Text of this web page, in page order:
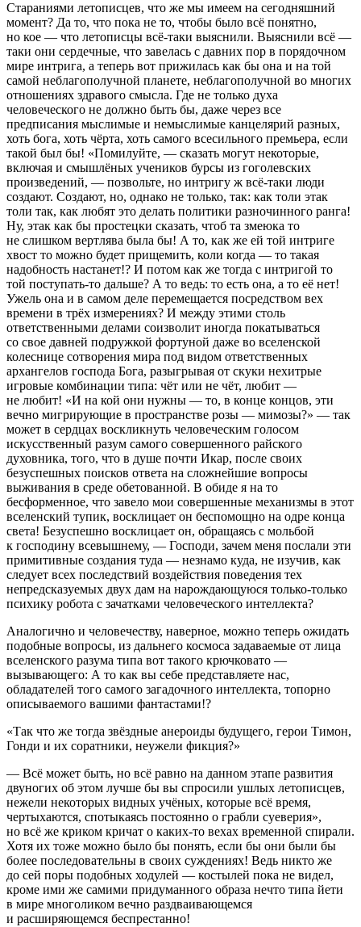
Стараниями летописцев, что же мы имеем на сегодняшний
момент? Да то, что пока не то, чтобы было всё понятно,
но кое — что летописцы всё-таки выяснили. Выяснили всё —
таки они сердечные, что завелась с давних пор в порядочном
мире интрига, а теперь вот прижилась как бы она и на той
самой неблагополучной планете, неблагополучной во многих
отношениях здравого смысла. Где не только духа
человеческого не должно быть бы, даже через все
предписания мыслимые и немыслимые канцелярий разных,
хоть бога, хоть чёрта, хоть самого всесильного премьера, если
такой был бы! «Помилуйте, — сказать могут некоторые,
включая и смышлёных учеников бурсы из гоголевских
произведений, — позвольте, но интригу ж всё-таки люди
создают. Создают, но, однако не только, так: как толи этак
толи так, как любят это делать политики разночинного ранга!
Ну, этак как бы простецки сказать, чтоб та змеюка то
не слишком вертлява была бы! А то, как же ей той интриге
хвост то можно будет прищемить, коли когда — то такая
надобность настанет!? И потом как же тогда с интригой то
той поступать-то дальше? А то ведь: то есть она, а то её нет!
Ужель она и в самом деле перемещается посредством вех
времени в трёх измерениях? И между этими столь
ответственными делами соизволит иногда покатываться
со свое давней подружкой фортуной даже во вселенской
колеснице сотворения мира под видом ответственных
архангелов господа Бога, разыгрывая от скуки нехитрые
игровые комбинации типа: чёт или не чёт, любит —
не любит! «И на кой они нужны — то, в конце концов, эти
вечно мигрирующие в пространстве розы — мимозы?» — так
может в сердцах воскликнуть человеческим голосом
искусственный разум самого совершенного райского
духовника, того, что в душе почти Икар, после своих
безуспешных поисков ответа на сложнейшие вопросы
выживания в среде обетованной. В обиде я на то
бесформенное, что завело мои совершенные механизмы в этот
вселенский тупик, восклицает он беспомощно на одре конца
света! Безуспешно восклицает он, обращаясь с мольбой
к господину всевышнему, — Господи, зачем меня послали эти
примитивные создания туда — незнамо куда, не изучив, как
следует всех последствий воздействия поведения тех
непредсказуемых двух дам на нарождающуюся только-только
психику робота с зачатками человеческого интеллекта?
Аналогично и человечеству, наверное, можно теперь ожидать
подобные вопросы, из дальнего космоса задаваемые от лица
вселенского разума типа вот такого крючковато —
вызывающего: А то как вы себе представляете нас,
обладателей того самого загадочного интеллекта, топорно
описываемого вашими фантастами!?
«Так что же тогда звёздные анероиды будущего, герои Тимон,
Гонди и их соратники, неужели фикция?»
— Всё может быть, но всё равно на данном этапе развития
двуногих об этом лучше бы вы спросили ушлых летописцев,
нежели некоторых видных учёных, которые всё время,
чертыхаются, спотыкаясь постоянно о грабли суеверия»,
но всё же криком кричат о каких-то вехах временной спирали.
Хотя их тоже можно было бы понять, если бы они были бы
более последовательны в своих суждениях! Ведь никто же
до сей поры подобных ходулей — костылей пока не видел,
кроме ими же самими придуманного образа нечто типа йети
в мире многоликом вечно раздваивающемся
и расширяющемся беспрестанно!